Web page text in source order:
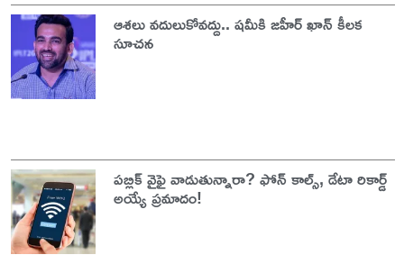
ఆశలు వదులుకోవద్దు.. షమీకి జహీర్ ఖాన్ కీలక
సూచన
పబ్లిక్ వైఫై వాడుతున్నారా? ఫోన్ కాల్స్, డేటా రికార్డ్
అయ్యే ప్రమాదం!